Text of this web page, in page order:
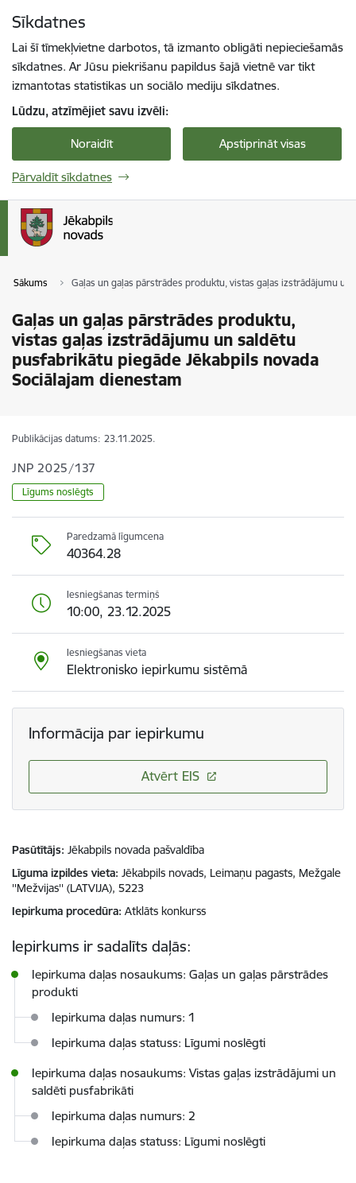
Sīkdatnes
Lai šī tīmekļvietne darbotos, tā izmanto obligāti nepieciešamās
sīkdatnes. Ar Jūsu piekrišanu papildus šajā vietnē var tikt
izmantotas statistikas un sociālo mediju sīkdatnes.
Lūdzu, atzīmējiet savu izvēli:
Noraidīt Apstiprināt visas
Pārvaldīt sīkdatnes
Sākums Gaļas un gaļas pārstrādes produktu, vistas gaļas izstrādājumu
Gaļas un gaļas pārstrādes produktu,
vistas gaļas izstrādājumu un saldētu
pusfabrikātu piegāde Jēkabpils novada
Sociālajam dienestam
Publikācijas datums: 23.11.2025.
JNP 2025/137
Līgums noslēgts
Paredzamā līgumcena
40364.28
Iesniegšanas termiņš
10:00, 23.12.2025
Iesniegšanas vieta
Elektronisko iepirkumu sistēmā
Informācija par iepirkumu
Atvērt EIS
Pasūtītājs Jēkabpils novada pašvaldība
Līguma izpildes vieta Jēkabpils novads, Leimaņu pagasts, Mežgale
''Mežvijas'' (LATVIJA), 5223
Iepirkuma procedūra Atklāts konkurss
Iepirkums ir sadalīts daļās:
Iepirkuma daļas nosaukums: Gaļas un gaļas pārstrādes
produkti
Iepirkuma daļas numurs: 1
Iepirkuma daļas statuss: Līgumi noslēgti
Iepirkuma daļas nosaukums: Vistas gaļas izstrādājumi un
saldēti pusfabrikāti
Iepirkuma daļas numurs: 2
Iepirkuma daļas statuss: Līgumi noslēgti